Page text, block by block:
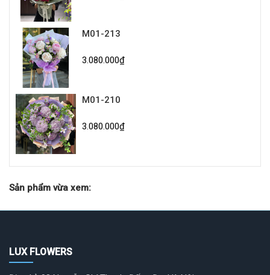
M01-213
3.080.000₫
M01-210
3.080.000₫
Sản phẩm vừa xem:
LUX FLOWERS